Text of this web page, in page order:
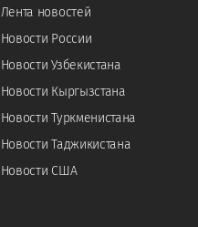
Лента новостей
Новости России
Новости Узбекистана
Новости Кыргызстана
Новости Туркменистана
Новости Таджикистана
Новости США